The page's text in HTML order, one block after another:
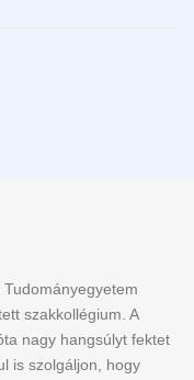
szakkollégium. A
nagy hangsúlyt fektet
is szolgáljon, hogy